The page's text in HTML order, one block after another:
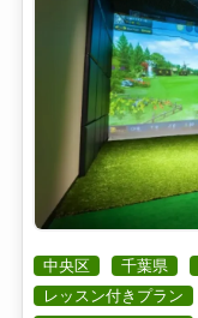
中央区 千葉県
レッスン付きプラン